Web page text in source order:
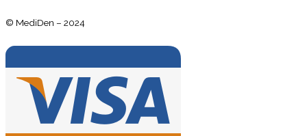
© MediDen – 2024